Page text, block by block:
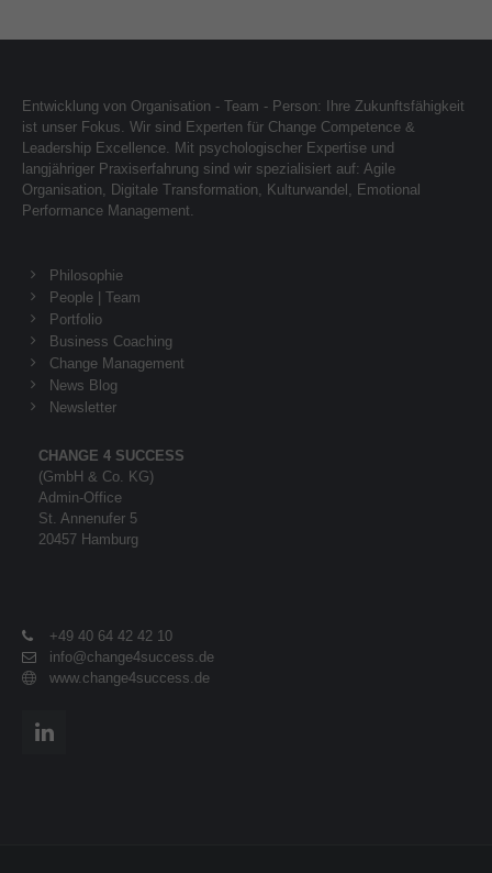
Entwicklung von Organisation - Team - Person: Ihre Zukunftsfähigkeit
ist unser Fokus. Wir sind Experten für Change Competence &
Leadership Excellence. Mit psychologischer Expertise und
langjähriger Praxiserfahrung sind wir spezialisiert auf: Agile
Organisation, Digitale Transformation, Kulturwandel, Emotional
Performance Management.
Philosophie
People | Team
Portfolio
Business Coaching
Change Management
News Blog
Newsletter
CHANGE 4 SUCCESS
(GmbH & Co. KG)
Admin-Office
St. Annenufer 5
20457 Hamburg
+49 40 64 42 42 10
info@change4success.de
www.change4success.de